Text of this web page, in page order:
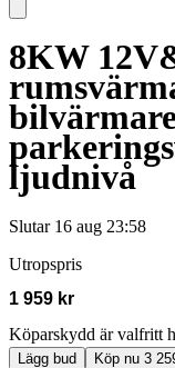
8KW
ljudnivå
Slutar 16 aug 23:58
Utropspris
1 959 kr
Köparskydd är valfritt
Lägg bud
Köp nu 3